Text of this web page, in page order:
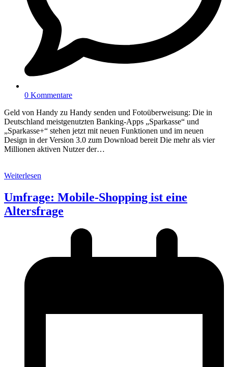
0 Kommentare
Geld von Handy zu Handy senden und Fotoüberweisung: Die in
Deutschland meistgenutzten Banking-Apps „Sparkasse“ und
„Sparkasse+“ stehen jetzt mit neuen Funktionen und im neuen
Design in der Version 3.0 zum Download bereit Die mehr als vier
Millionen aktiven Nutzer der…
Weiterlesen
Umfrage: Mobile-Shopping ist eine
Altersfrage